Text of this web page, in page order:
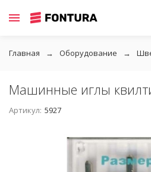
Главная Оборудование
Машинные иглы
Артикул: 5927